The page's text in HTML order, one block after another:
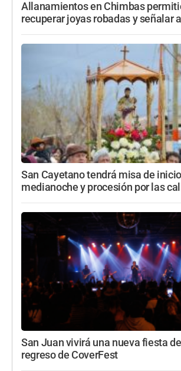
Allanamientos en Chimbas
recuperar joyas robadas y señalar
San Cayetano tendrá misa de
medianoche y procesión por las
San Juan vivirá una nueva fiesta
regreso de CoverFest